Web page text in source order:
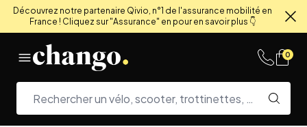
Découvrez notre partenaire Qivio, n°1 de l'assurance mobilité en
France ! Cliquez sur "Assurance" en pour en savoir plus 👇
0